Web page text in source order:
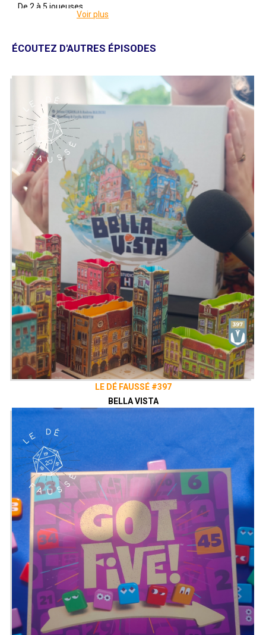
De 2 à 5 joueuses
Pour 10 ans et +
Description : Après des millénaires de
tant que vénérable chaman, l'un de ses
cinq mondes vous a été confié. Vos
pouvoirs sont divins et vous permettent
de façonner l'environnement afin de
faire de ce monde un berceau d'énergie
vitale, gardien de la sérénité et de
l'harmonie pour les siècles à venir.
Obtenez le plus de points de victoire,
représentés par l'énergie vitale, pour
gagner la partie. Vous disposez de 2
Âges pour transformer votre monde en
un noyau énergétique de Rauha. Dans
l'Age 1, la végétation, le terrain et la
faune apparaîtront. Dans l'Ape 2, les
civilisations vont prospérer.
Emission présentée parAlex&Zephiriel
Générique parAdrien Larouzée
Twitter@ledefausse
InstagramLe Dé Faussé
FacebookLe Dé Faussé
Envie de nous soutenir ? Vous pouvez,
si vous le souhaitez, grâce auPatreon
de notre collectif, le Vaisseau Hyper
patreon.com/vaisseauhypersensas
Découvrez également notre site
vaisseauhypersensas.fr
Rejoignez nous sur Discord!
https://discord.gg/uGxNp6n
Voir plus
ÉCOUTEZ D'AUTRES ÉPISODES
LE DÉ FAUSSÉ #397
BELLA VISTA